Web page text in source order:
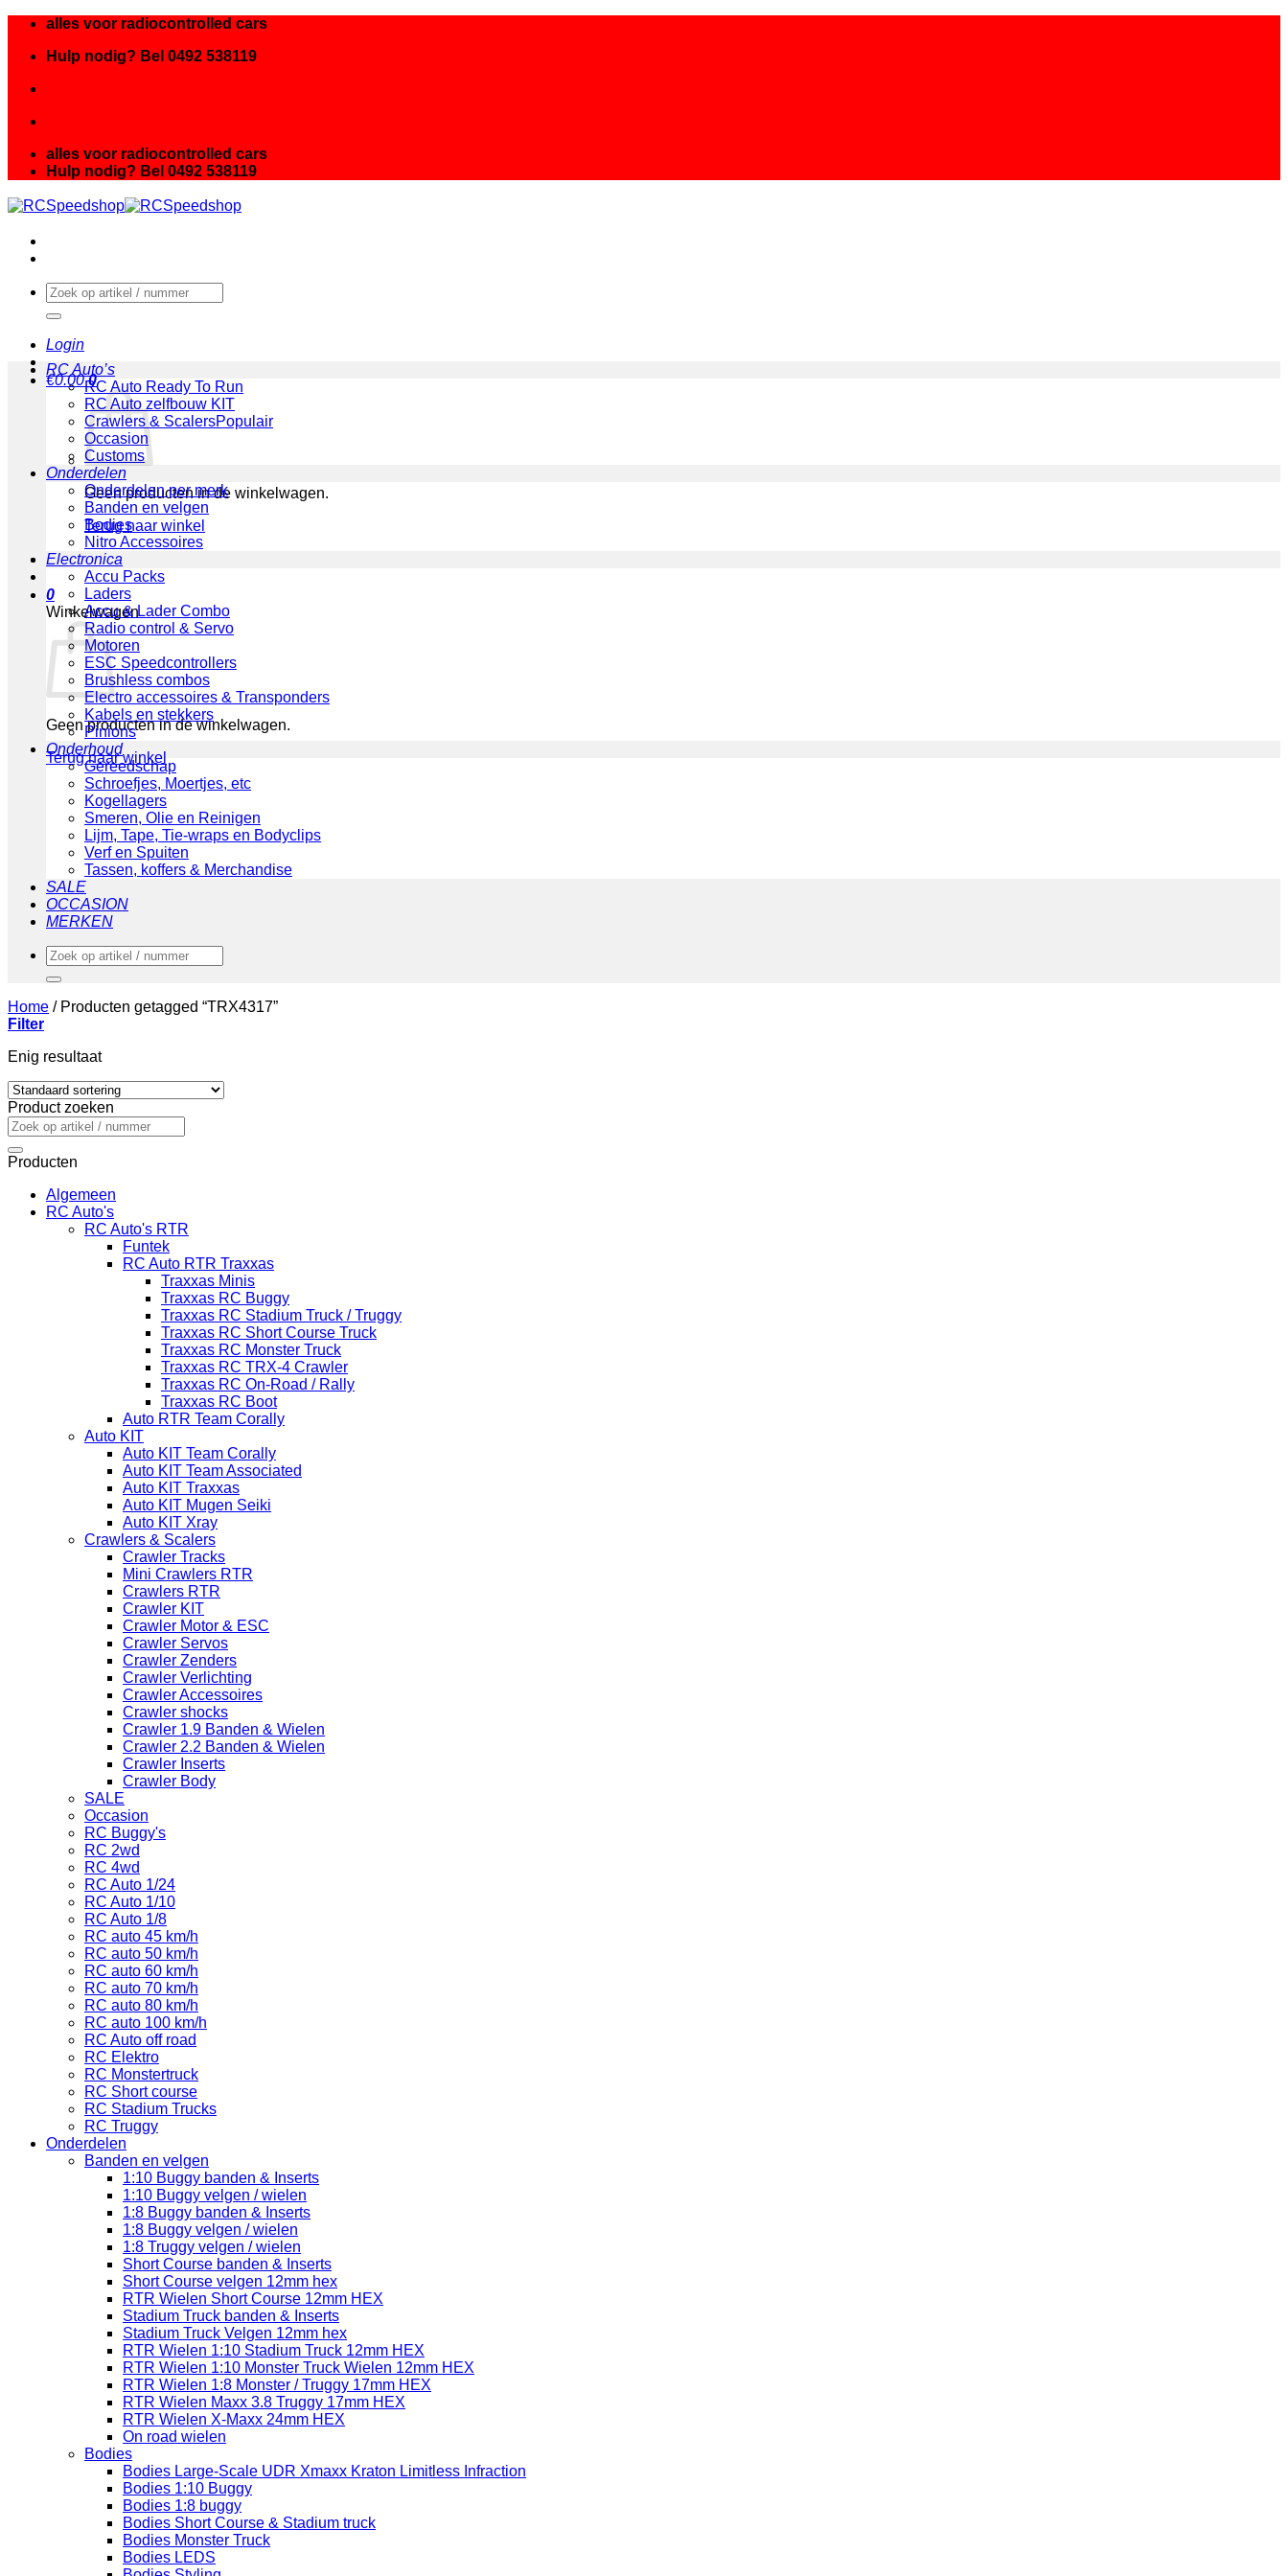
inhoud
alles voor radiocontrolled cars
Hulp nodig? Bel 0492 538119
alles voor radiocontrolled cars
Hulp nodig? Bel 0492 538119
Zoeken
naar:
Login
€0.00 0
Geen producten in de winkelwagen.
Terug naar winkel
0
Winkelwagen
Geen producten in de winkelwagen.
Terug naar winkel
RC Auto’s
RC Auto Ready To Run
RC Auto zelfbouw KIT
Crawlers & Scalers
Occasion
Customs
Onderdelen
Onderdelen per merk
Banden en velgen
Bodies
Nitro Accessoires
Electronica
Accu Packs
Laders
Accu & Lader Combo
Radio control & Servo
Motoren
ESC Speedcontrollers
Brushless combos
Electro accessoires & Transponders
Kabels en stekkers
Pinions
Onderhoud
Gereedschap
Schroefjes, Moertjes, etc
Kogellagers
Smeren, Olie en Reinigen
Lijm, Tape, Tie-wraps en Bodyclips
Verf en Spuiten
Tassen, koffers & Merchandise
SALE
OCCASION
MERKEN
Zoeken
naar:
Home /Producten getagged “TRX4317”
Filter
Enig resultaat
Product zoeken
Zoeken
naar:
Producten
Algemeen
RC Auto's
RC Auto's RTR
Funtek
RC Auto RTR Traxxas
Traxxas Minis
Traxxas RC Buggy
Traxxas RC Stadium Truck / Truggy
Traxxas RC Short Course Truck
Traxxas RC Monster Truck
Traxxas RC TRX-4 Crawler
Traxxas RC On-Road / Rally
Traxxas RC Boot
Auto RTR Team Corally
Auto KIT
Auto KIT Team Corally
Auto KIT Team Associated
Auto KIT Traxxas
Auto KIT Mugen Seiki
Auto KIT Xray
Crawlers & Scalers
Crawler Tracks
Mini Crawlers RTR
Crawlers RTR
Crawler KIT
Crawler Motor & ESC
Crawler Servos
Crawler Zenders
Crawler Verlichting
Crawler Accessoires
Crawler shocks
Crawler 1.9 Banden & Wielen
Crawler 2.2 Banden & Wielen
Crawler Inserts
Crawler Body
SALE
Occasion
RC Buggy's
RC 2wd
RC 4wd
RC Auto 1/24
RC Auto 1/10
RC Auto 1/8
RC auto 45 km/h
RC auto 50 km/h
RC auto 60 km/h
RC auto 70 km/h
RC auto 80 km/h
RC auto 100 km/h
RC Auto off road
RC Elektro
RC Monstertruck
RC Short course
RC Stadium Trucks
RC Truggy
Onderdelen
Banden en velgen
1:10 Buggy banden & Inserts
1:10 Buggy velgen / wielen
1:8 Buggy banden & Inserts
1:8 Buggy velgen / wielen
1:8 Truggy velgen / wielen
Short Course banden & Inserts
Short Course velgen 12mm hex
RTR Wielen Short Course 12mm HEX
Stadium Truck banden & Inserts
Stadium Truck Velgen 12mm hex
RTR Wielen 1:10 Stadium Truck 12mm HEX
RTR Wielen 1:10 Monster Truck Wielen 12mm HEX
RTR Wielen 1:8 Monster / Truggy 17mm HEX
RTR Wielen Maxx 3.8 Truggy 17mm HEX
RTR Wielen X-Maxx 24mm HEX
On road wielen
Bodies
Bodies Large-Scale UDR Xmaxx Kraton Limitless Infraction
Bodies 1:10 Buggy
Bodies 1:8 buggy
Bodies Short Course & Stadium truck
Bodies Monster Truck
Bodies LEDS